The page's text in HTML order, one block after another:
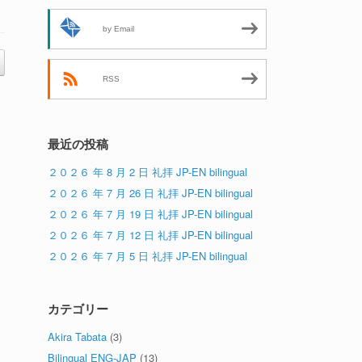
by Email
RSS
最近の投稿
２０２６ 年 8 月 2 日 礼拝 JP-EN bilingual
２０２６ 年 7 月 26 日 礼拝 JP-EN bilingual
２０２６ 年 7 月 19 日 礼拝 JP-EN bilingual
２０２６ 年 7 月 12 日 礼拝 JP-EN bilingual
２０２６ 年 7 月 5 日 礼拝 JP-EN bilingual
カテゴリー
Akira Tabata (3)
Bilingual ENG-JAP (13)